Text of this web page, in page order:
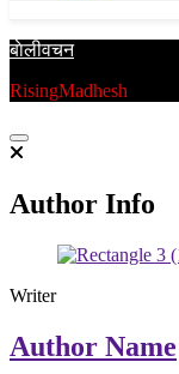
बाेलीवचन
RisingMadhesh
Author Info
Writer
Author Name